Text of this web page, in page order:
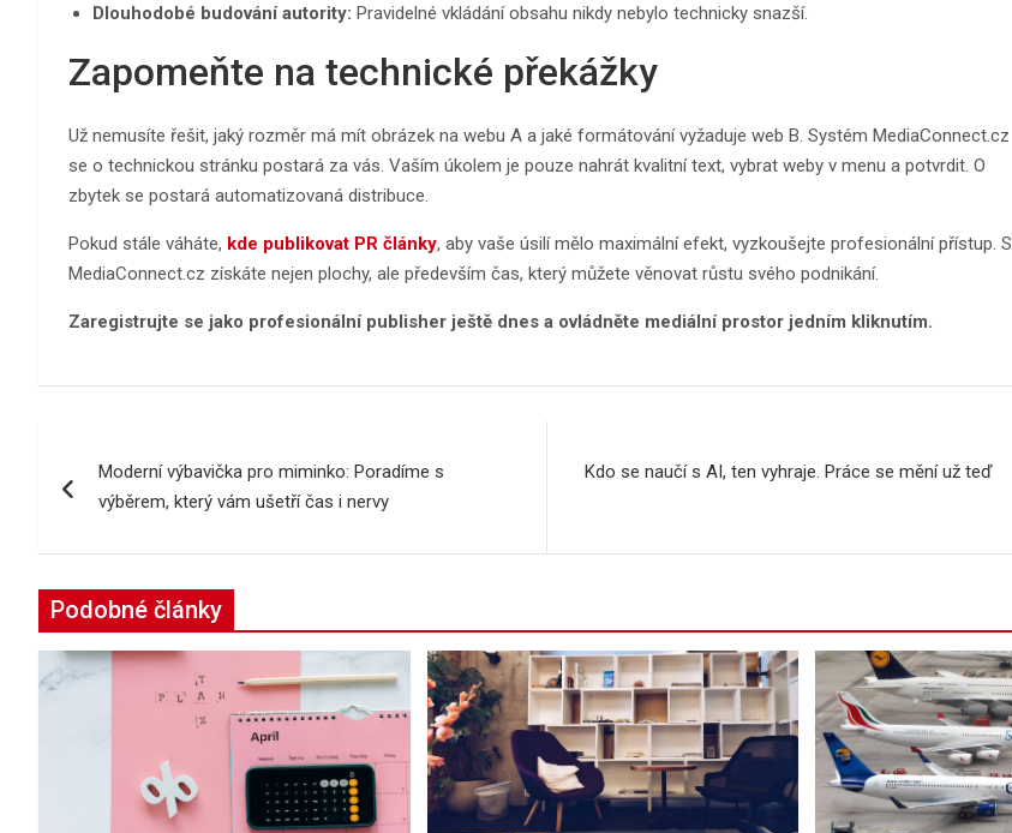
Dlouhodobé budování autority: Pravidelné vkládání obsahu nikdy nebylo technicky snazší.
Zapomeňte na technické překážky
Už nemusíte řešit, jaký rozměr má mít obrázek na webu A a jaké formátování vyžaduje web B. Systém MediaConnect.cz
se o technickou stránku postará za vás. Vaším úkolem je pouze nahrát kvalitní text, vybrat weby v menu a potvrdit. O
zbytek se postará automatizovaná distribuce.
Pokud stále váháte, kde publikovat PR články, aby vaše úsilí mělo maximální efekt, vyzkoušejte profesionální přístup. S
MediaConnect.cz získáte nejen plochy, ale především čas, který můžete věnovat růstu svého podnikání.
Zaregistrujte se jako profesionální publisher ještě dnes a ovládněte mediální prostor jedním kliknutím.
pro
příspěvek
Moderní výbavička pro miminko: Poradíme s
výběrem, který vám ušetří čas i nervy
Kdo se naučí s AI, ten vyhraje. Práce se mění už teď
Podobné články